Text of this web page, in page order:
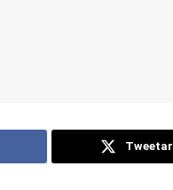
Tweetar